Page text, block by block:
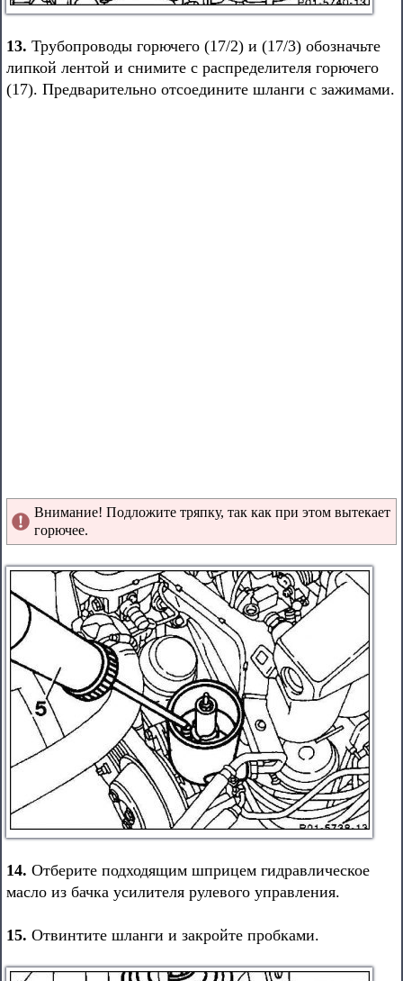
13. Трубопроводы горючего (17/2) и (17/3) обозначьте
липкой лентой и снимите с распределителя горючего
(17). Предварительно отсоедините шланги с зажимами.
Внимание! Подложите тряпку, так как при этом вытекает
горючее.
14. Отберите подходящим шприцем гидравлическое
масло из бачка усилителя рулевого управления.
15. Отвинтите шланги и закройте пробками.